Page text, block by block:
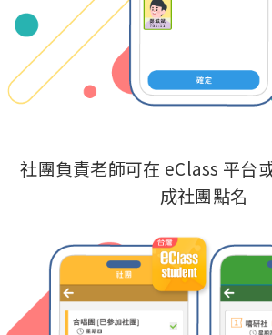
社團負責老師可在 eClass 平台
成社團點名